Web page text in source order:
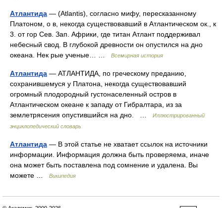
Атлантида — (Atlantis), согласно мифу, пересказанному
Платоном, о в, некогда существовавший в Атлантическом ок., к
3. от гор Сев. Зап. Африки, где титан Атлант поддерживал
небесный свод. В глубокой древности он опустился на дно
океана. Нек рые ученые… …
Всемирная история
Атлантида — АТЛАНТИДА, по греческому преданию,
сохранившемуся у Платона, некогда существовавший
огромный плодородный густонаселенный остров в
Атлантическом океане к западу от Гибралтара, из за
землетрясения опустившийся на дно. …
Иллюстрированный
энциклопедический словарь
Атлантида — В этой статье не хватает ссылок на источники
информации. Информация должна быть проверяема, иначе
она может быть поставлена под сомнение и удалена. Вы
можете …
Википедия